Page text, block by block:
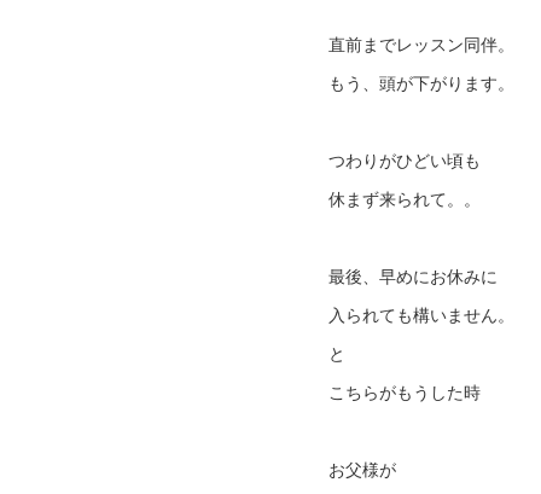
直前までレッスン同伴。
もう、頭が下がります。
つわりがひどい頃も
休まず来られて。。
最後、早めにお休みに
入られても構いません。
と
こちらがもうした時
お父様が